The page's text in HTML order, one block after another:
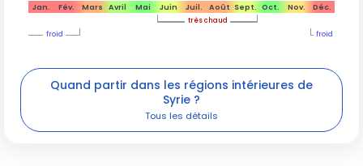
Jan. Fév. Mars Avril Mai Juin Juil. Août Sept. Oct. Nov. Déc.
très chaud
froid
froid
Quand partir dans les régions intérieures de
Syrie ?